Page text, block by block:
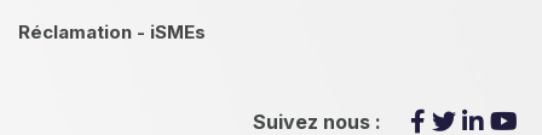
Réclamation - iSMEs
Suivez nous :